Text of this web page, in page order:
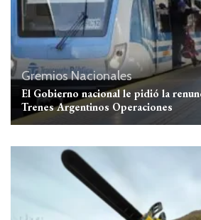
GremiosNacionales
El Gobierno nacional le pidió la
Trenes Argentinos Operaciones